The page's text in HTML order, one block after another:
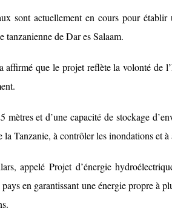
sont actuellement en cours pour
tanzanienne de Dar es Salaam.
que le projet reflète la volonté de
mètres et d’une capacité de stockage
Tanzanie, à contrôler les inondations et
appelé Projet d’énergie
en garantissant une énergie propre à